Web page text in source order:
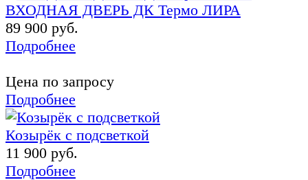
ВХОДНАЯ ДВЕРЬ ДК Термо ЛИРА
89 900 руб.
Подробнее
Цена по запросу
Подробнее
Козырёк с подсветкой
11 900 руб.
Подробнее